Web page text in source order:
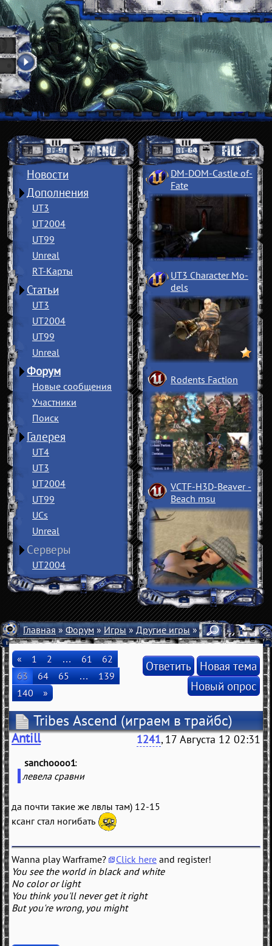
Новости
Дополнения
UT3
UT2004
UT99
Unreal
RT-Карты
Статьи
UT3
UT2004
UT99
Unreal
Форум
Новые сообщения
Участники
Поиск
Галерея
UT4
UT3
UT2004
UT99
UCs
Unreal
Серверы
UT2004
DM-DOM-Castle of­
Fate
UT3 Character Mo­
dels
Rodents Faction
VCTF-H3D-Beaver ­
Beach msu
Главная»Форум»Игры»Другие игры» Tribes Ascend
« 1 2 … 61
62
63
64 65 …
139
140
»
Ответить Новая тема
Новый опрос
Tribes Ascend (играем в трайбс)
Antill 1241, 17 Августа 12 02:31
sanchoooo1
левела сравни
да почти такие же лвлы там) 12-15
ксанг стал ногибать
Wanna play Warframe? Click here and register!
You see the world in black and white
No color or light
You think you'll never get it right
But you're wrong, you might